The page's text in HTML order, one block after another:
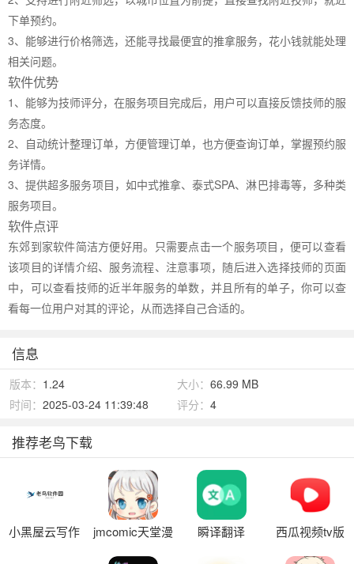
下单预约。
3、能够进行价格筛选，还能寻找最便宜的推拿服务，花小钱就能处理
相关问题。
软件优势
1、能够为技师评分，在服务项目完成后，用户可以直接反馈技师的服
务态度。
2、自动统计整理订单，方便管理订单，也方便查询订单，掌握预约服
务详情。
3、提供超多服务项目，如中式推拿、泰式SPA、淋巴排毒等，多种类
服务项目。
软件点评
东郊到家软件简洁方便好用。只需要点击一个服务项目，便可以查看
该项目的详情介绍、服务流程、注意事项，随后进入选择技师的页面
中，可以查看技师的近半年服务的单数，并且所有的单子，你可以查
看每一位用户对其的评论，从而选择自己合适的。
信息
版本： 1.24 大小： 66.99 MB
时间： 2025-03-24 11:39:48 评分： 4
推荐老鸟下载
小黑屋云写作
jmcomic天堂漫
瞬译翻译 西瓜视频tv版